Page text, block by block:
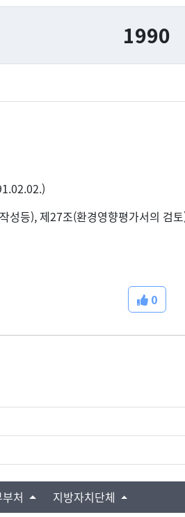
1990
등), 제27조(환경영향평가서의 검
0
처 지방자치단체